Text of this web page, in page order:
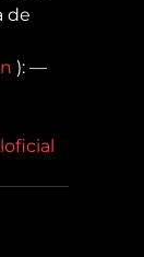
de
): —